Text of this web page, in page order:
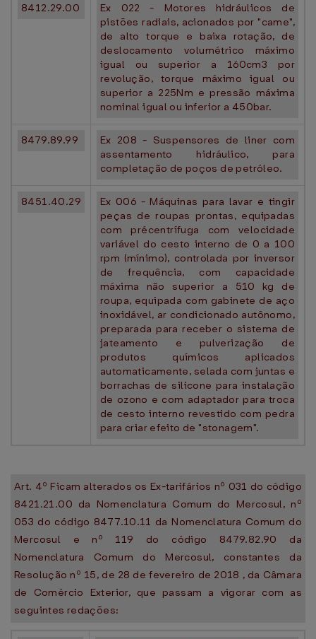
8412.29.00
Ex 022 - Motores hidráulicos de
pistões radiais, acionados por "came",
de alto torque e baixa rotação, de
deslocamento volumétrico máximo
igual ou superior a 160cm3 por
revolução, torque máximo igual ou
superior a 225Nm e pressão máxima
nominal igual ou inferior a 450bar.
8479.89.99
Ex 208 - Suspensores de liner com
assentamento hidráulico, para
completação de poços de petróleo.
8451.40.29
Ex 006 - Máquinas para lavar e tingir
peças de roupas prontas, equipadas
com précentrífuga com velocidade
variável do cesto interno de 0 a 100
rpm (mínimo), controlada por inversor
de frequência, com capacidade
máxima não superior a 510 kg de
roupa, equipada com gabinete de aço
inoxidável, ar condicionado autônomo,
preparada para receber o sistema de
jateamento e pulverização de
produtos químicos aplicados
automaticamente, selada com juntas e
borrachas de silicone para instalação
de ozono e com adaptador para troca
de cesto interno revestido com pedra
para criar efeito de "stonagem".
Art. 4º Ficam alterados os Ex-tarifários nº 031 do código
8421.21.00 da Nomenclatura Comum do Mercosul, nº
053 do código 8477.10.11 da Nomenclatura Comum do
Mercosul e nº 119 do código 8479.82.90 da
Nomenclatura Comum do Mercosul, constantes da
Resolução nº 15, de 28 de fevereiro de 2018 , da Câmara
de Comércio Exterior, que passam a vigorar com as
seguintes redações: